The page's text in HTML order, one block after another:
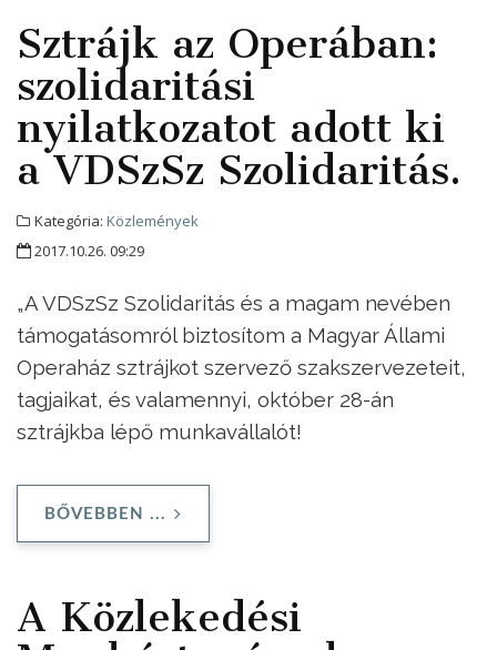
Sztrájk az Operában:
szolidaritási
nyilatkozatot adott ki
a VDSzSz Szolidaritás.
Kategória: Közlemények
2017.10.26. 09:29
„A VDSzSz Szolidaritás és a magam nevében
támogatásomról biztosítom a Magyar Állami
Operaház sztrájkot szervező szakszervezeteit,
tagjaikat, és valamennyi, október 28-án
sztrájkba lépő munkavállalót!
BŐVEBBEN ...
A Közlekedési